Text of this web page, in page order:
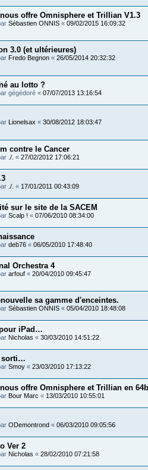
offre Omnisphere et Trillian V1.3
Sébastien ONNIS « 09/02/2015 16:09:32
3.0 (et ultérieures)
Fredo Begnon « 26/05/2014 20:32:32
au lotto ?
gégédoré « 07/07/2013 13:16:54
Lionelsax « 30/08/2012 18:03:47
contre le Cancer
./. « 27/02/2012 17:06:21
./. « 17/01/2011 00:43:09
sur le site de la SACEM
Scalp ! « 07/06/2010 08:34:00
deb76 « 06/05/2010 17:48:40
Orchestra 4
arfouf « 20/04/2010 09:45:47
sa gamme d'enceintes.
Sébastien ONNIS « 05/04/2010 18:48:08
iPad…
Nicholas « 30/03/2010 14:51:22
sorti…
Smoy « 23/03/2010 17:13:22
offre Omnisphere et Trillian en
Bour Marc « 13/03/2010 10:55:01
ODemontrond « 06/03/2010 09:05:56
Ver 2
Nicholas « 28/02/2010 07:21:58